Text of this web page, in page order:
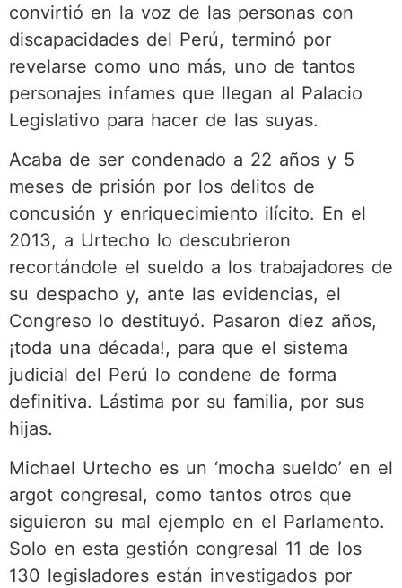
convirtió en la voz de las personas con
discapacidades del Perú, terminó por
revelarse como uno más, uno de tantos
personajes infames que llegan al Palacio
Legislativo para hacer de las suyas.
Acaba de ser condenado a 22 años y 5
meses de prisión por los delitos de
concusión y enriquecimiento ilícito. En el
2013, a Urtecho lo descubrieron
recortándole el sueldo a los trabajadores de
su despacho y, ante las evidencias, el
Congreso lo destituyó. Pasaron diez años,
¡toda una década!, para que el sistema
judicial del Perú lo condene de forma
definitiva. Lástima por su familia, por sus
hijas.
Michael Urtecho es un ‘mocha sueldo’ en el
argot congresal, como tantos otros que
siguieron su mal ejemplo en el Parlamento.
Solo en esta gestión congresal 11 de los
130 legisladores están investigados por